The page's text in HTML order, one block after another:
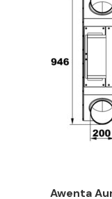
Awenta